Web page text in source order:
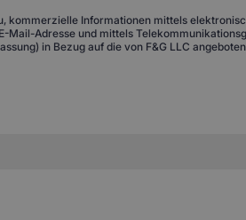
kommerzielle Informationen mittels
Mail-Adresse und mittels
in Bezug auf die von F&G LLC